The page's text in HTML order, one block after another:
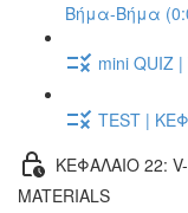
Βήμα-Βήμα
mini QUIZ |
TEST |
ΚΕΦΑΛΑΙΟ 22: V-
MATERIALS